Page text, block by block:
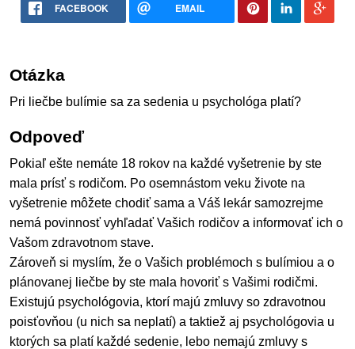
FACEBOOK EMAIL
Otázka
Pri liečbe bulímie sa za sedenia u psychológa platí?
Odpoveď
Pokiaľ ešte nemáte 18 rokov na každé vyšetrenie by ste
mala prísť s rodičom. Po osemnástom veku živote na
vyšetrenie môžete chodiť sama a Váš lekár samozrejme
nemá povinnosť vyhľadať Vašich rodičov a informovať ich o
Vašom zdravotnom stave.
Zároveň si myslím, že o Vašich problémoch s bulímiou a o
plánovanej liečbe by ste mala hovoriť s Vašimi rodičmi.
Existujú psychológovia, ktorí majú zmluvy so zdravotnou
poisťovňou (u nich sa neplatí) a taktiež aj psychológovia u
ktorých sa platí každé sedenie, lebo nemajú zmluvy s